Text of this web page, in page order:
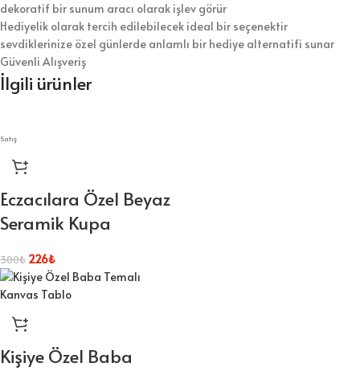
dekoratif bir sunum aracı olarak işlev görür
Hediyelik olarak tercih edilebilecek ideal bir seçenektir
sevdiklerinize özel günlerde anlamlı bir hediye alternatifi sunar
Güvenli Alışveriş
İlgili ürünler
Satış
Eczacılara Özel Beyaz
Seramik Kupa
300₺ 226₺
Kişiye Özel Baba